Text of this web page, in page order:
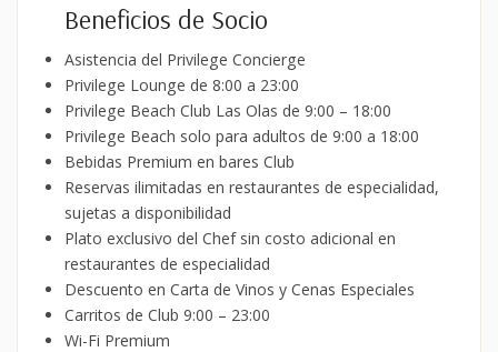
Beneficios de Socio
Asistencia del Privilege Concierge
Privilege Lounge de 8:00 a 23:00
Privilege Beach Club Las Olas de 9:00 – 18:00
Privilege Beach solo para adultos de 9:00 a 18:00
Bebidas Premium en bares Club
Reservas ilimitadas en restaurantes de especialidad,
sujetas a disponibilidad
Plato exclusivo del Chef sin costo adicional en
restaurantes de especialidad
Descuento en Carta de Vinos y Cenas Especiales
Carritos de Club 9:00 – 23:00
Wi-Fi Premium